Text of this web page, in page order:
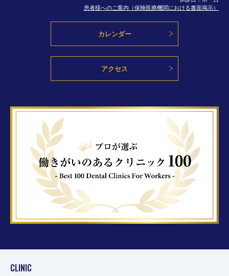
患者様へのご案内（保険医療機関における書面掲示）
カレンダー
アクセス
CLINIC